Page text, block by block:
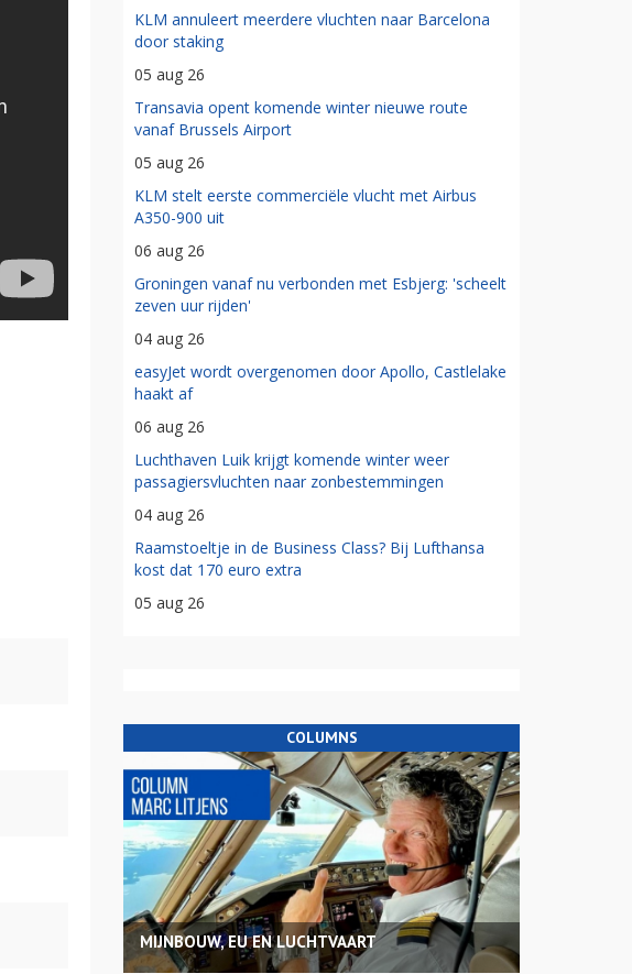
KLM annuleert meerdere vluchten naar Barcelona
door staking
05 aug 26
Transavia opent komende winter nieuwe route
vanaf Brussels Airport
05 aug 26
KLM stelt eerste commerciële vlucht met Airbus
A350-900 uit
06 aug 26
Groningen vanaf nu verbonden met Esbjerg: 'scheelt
zeven uur rijden'
04 aug 26
easyJet wordt overgenomen door Apollo, Castlelake
haakt af
06 aug 26
Luchthaven Luik krijgt komende winter weer
passagiersvluchten naar zonbestemmingen
04 aug 26
Raamstoeltje in de Business Class? Bij Lufthansa
kost dat 170 euro extra
05 aug 26
COLUMNS
MIJNBOUW, EU EN LUCHTVAART